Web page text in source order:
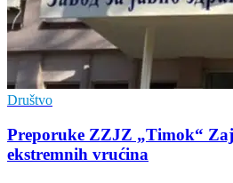
Društvo
Preporuke ZZJZ „Timok“
ekstremnih vrućina